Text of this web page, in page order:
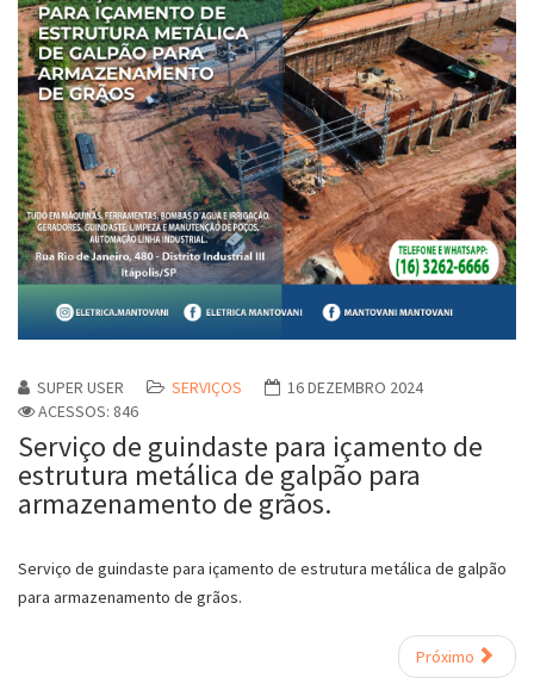
SUPER USER SERVIÇOS
16 DEZEMBRO 2024
ACESSOS: 846
Serviço de guindaste para içamento de
estrutura metálica de galpão para
armazenamento de grãos.
Serviço de guindaste para içamento de estrutura metálica de galpão
para armazenamento de grãos.
Próximo